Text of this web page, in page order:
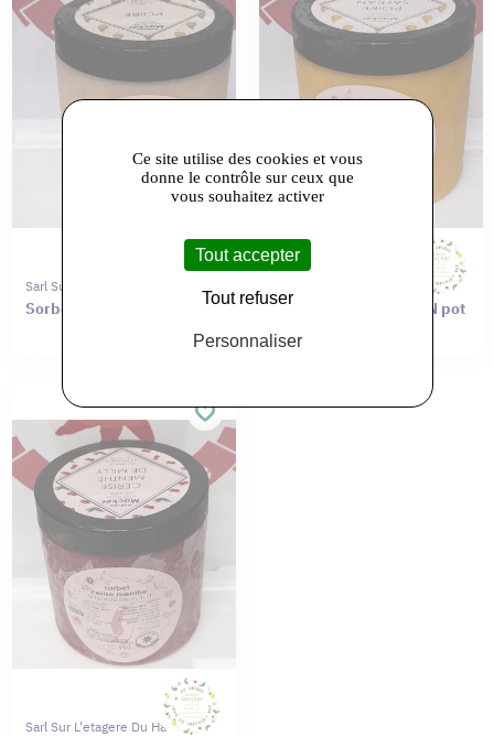
Sarl Sur L'etagere Du Haut
Sorbet POIRE pot 0,5L
Sorbet POIRE SAFRAN pot
0,5L
Sarl Sur L'etagere Du Haut
Ce site utilise des cookies et vous
donne le contrôle sur ceux que
vous souhaitez activer
Tout accepter
Tout refuser
Personnaliser